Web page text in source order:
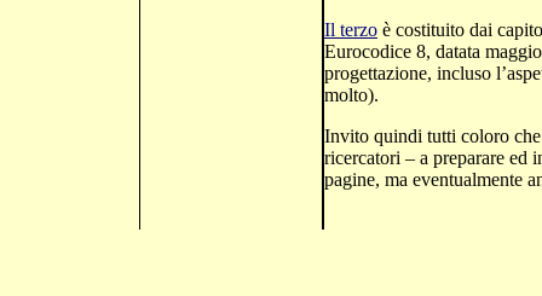
Il terzo è costituito dai
Eurocodice 8, datata
progettazione, incluso
molto).
Invito quindi tutti coloro che
ricercatori – a preparare ed
pagine, ma eventualmente